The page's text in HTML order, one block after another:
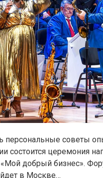
персональные советы
состоится церемония
«Мой добрый бизнес».
в Москве…